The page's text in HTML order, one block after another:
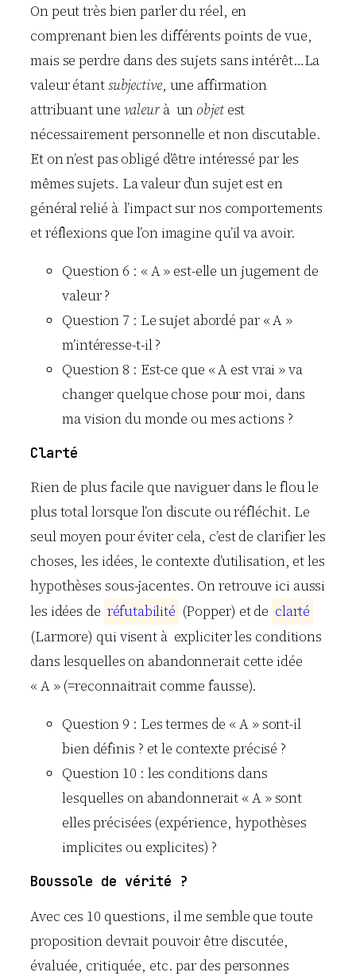
On peut très bien parler du réel, en
comprenant bien les différents points de vue,
mais se perdre dans des sujets sans intérêt…La
valeur étantsubjective, une affirmation
attribuant une valeurà un objetest
nécessairement personnelle et non discutable.
Et on n’est pas obligé d’être intéressé par les
mêmes sujets. La valeur d’un sujet est en
général relié à l’impact sur nos comportements
et réflexions que l’on imagine qu’il va avoir.
Question 6 : « A » est-elle un jugement de
valeur ?
Question 7 : Le sujet abordé par « A »
m’intéresse-t-il ?
Question 8 : Est-ce que « A est vrai » va
changer quelque chose pour moi, dans
ma vision du monde ou mes actions ?
Clarté
Rien de plus facile que naviguer dans le flou le
plus total lorsque l’on discute ou réfléchit. Le
seul moyen pour éviter cela, c’est de clarifier les
choses, les idées, le contexte d’utilisation, et les
hypothèses sous-jacentes. On retrouve ici aussi
les idées de réfutabilité (Popper) et de clarté
(Larmore) qui visent à expliciter les conditions
dans lesquelles on abandonnerait cette idée
« A » (=reconnaitrait comme fausse).
Question 9 : Les termes de « A » sont-il
bien définis ? et le contexte précisé ?
Question 10 : les conditions dans
lesquelles on abandonnerait « A » sont
elles précisées (expérience, hypothèses
implicites ou explicites) ?
Boussole de vérité ?
Avec ces 10 questions, il me semble que toute
proposition devrait pouvoir être discutée,
évaluée, critiquée, etc. par des personnes